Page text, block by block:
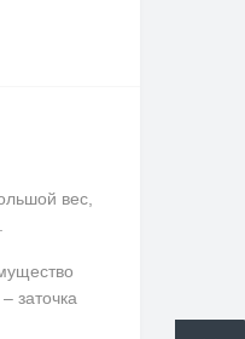
вес,
заточка